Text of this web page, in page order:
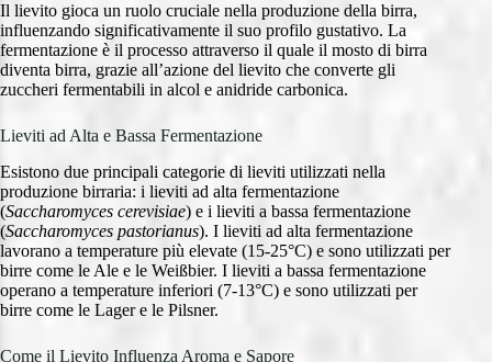
Il lievito gioca un ruolo cruciale nella produzione della birra,
influenzando significativamente il suo profilo gustativo. La
fermentazione è il processo attraverso il quale il mosto di birra
diventa birra, grazie all’azione del lievito che converte gli
zuccheri fermentabili in alcol e anidride carbonica.
Lieviti ad Alta e Bassa Fermentazione
Esistono due principali categorie di lieviti utilizzati nella
produzione birraria: i lieviti ad alta fermentazione
(Saccharomyces cerevisiae) e i lieviti a bassa fermentazione
(Saccharomyces pastorianus). I lieviti ad alta fermentazione
lavorano a temperature più elevate (15-25°C) e sono utilizzati per
birre come le Ale e le Weißbier. I lieviti a bassa fermentazione
operano a temperature inferiori (7-13°C) e sono utilizzati per
birre come le Lager e le Pilsner.
Come il Lievito Influenza Aroma e Sapore